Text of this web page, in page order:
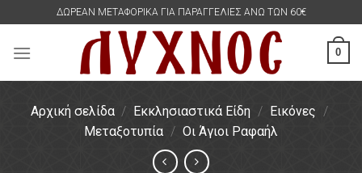
content
ΔΩΡΕΑΝ ΜΕΤΑΦΟΡΙΚΑ ΓΙΑ ΠΑΡΑΓΓΕΛΙΕΣ ΑΝΩ ΤΩΝ 60€
0
Αρχική σελίδα / Εκκλησιαστικά Είδη / Εικόνες /
Μεταξοτυπία / Οι Άγιοι Ραφαήλ